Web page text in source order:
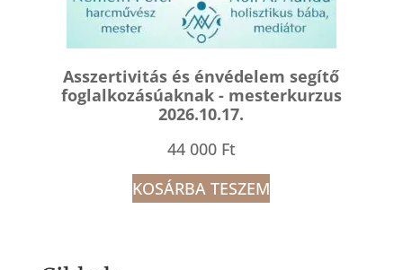
Asszertivitás és énvédelem segítő
foglalkozásúaknak - mesterkurzus
2026.10.17.
44 000 Ft
KOSÁRBA TESZEM